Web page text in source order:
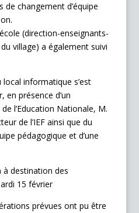
changement d’équipe
(direction-enseignants-
village) a également suivi
local informatique s’est
en présence d’un
l’Education Nationale, M.
de l’IEF ainsi que du
pédagogique et d’une
destination des
15 février
prévues ont pu être